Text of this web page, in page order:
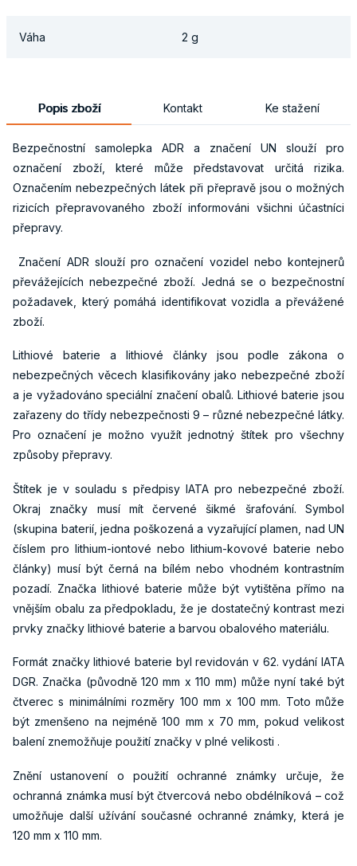
Váha 2 g
Popis zboží Kontakt Ke stažení
Bezpečnostní samolepka ADR a značení UN slouží pro
označení zboží, které může představovat určitá rizika.
Označením nebezpečných látek při přepravě jsou o možných
rizicích přepravovaného zboží informováni všichni účastníci
přepravy.
Značení ADR slouží pro označení vozidel nebo kontejnerů
převážejících nebezpečné zboží. Jedná se o bezpečnostní
požadavek, který pomáhá identifikovat vozidla a převážené
zboží.
Lithiové baterie a lithiové články jsou podle zákona o
nebezpečných věcech klasifikovány jako nebezpečné zboží
a je vyžadováno speciální značení obalů. Lithiové baterie jsou
zařazeny do třídy nebezpečnosti 9 – různé nebezpečné látky.
Pro označení je možno využít jednotný štítek pro všechny
způsoby přepravy.
Štítek je v souladu s předpisy IATA pro nebezpečné zboží.
Okraj značky musí mít červené šikmé šrafování. Symbol
(skupina baterií, jedna poškozená a vyzařující plamen, nad UN
číslem pro lithium-iontové nebo lithium-kovové baterie nebo
články) musí být černá na bílém nebo vhodném kontrastním
pozadí. Značka lithiové baterie může být vytištěna přímo na
vnějším obalu za předpokladu, že je dostatečný kontrast mezi
prvky značky lithiové baterie a barvou obalového materiálu.
Formát značky lithiové baterie byl revidován v 62. vydání IATA
DGR. Značka (původně 120 mm x 110 mm) může nyní také být
čtverec s minimálními rozměry 100 mm x 100 mm. Toto může
být zmenšeno na nejméně 100 mm x 70 mm, pokud velikost
balení znemožňuje použití značky v plné velikosti .
Znění ustanovení o použití ochranné známky určuje, že
ochranná známka musí být čtvercová nebo obdélníková – což
umožňuje další užívání současné ochranné známky, která je
120 mm x 110 mm.